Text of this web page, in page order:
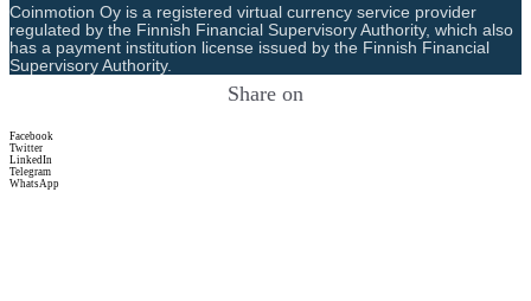
Coinmotion Oy is a registered virtual currency service provider
regulated by the Finnish Financial Supervisory Authority, which also
has a payment institution license issued by the Finnish Financial
Supervisory Authority.
Share on
Facebook
Twitter
LinkedIn
Telegram
WhatsApp